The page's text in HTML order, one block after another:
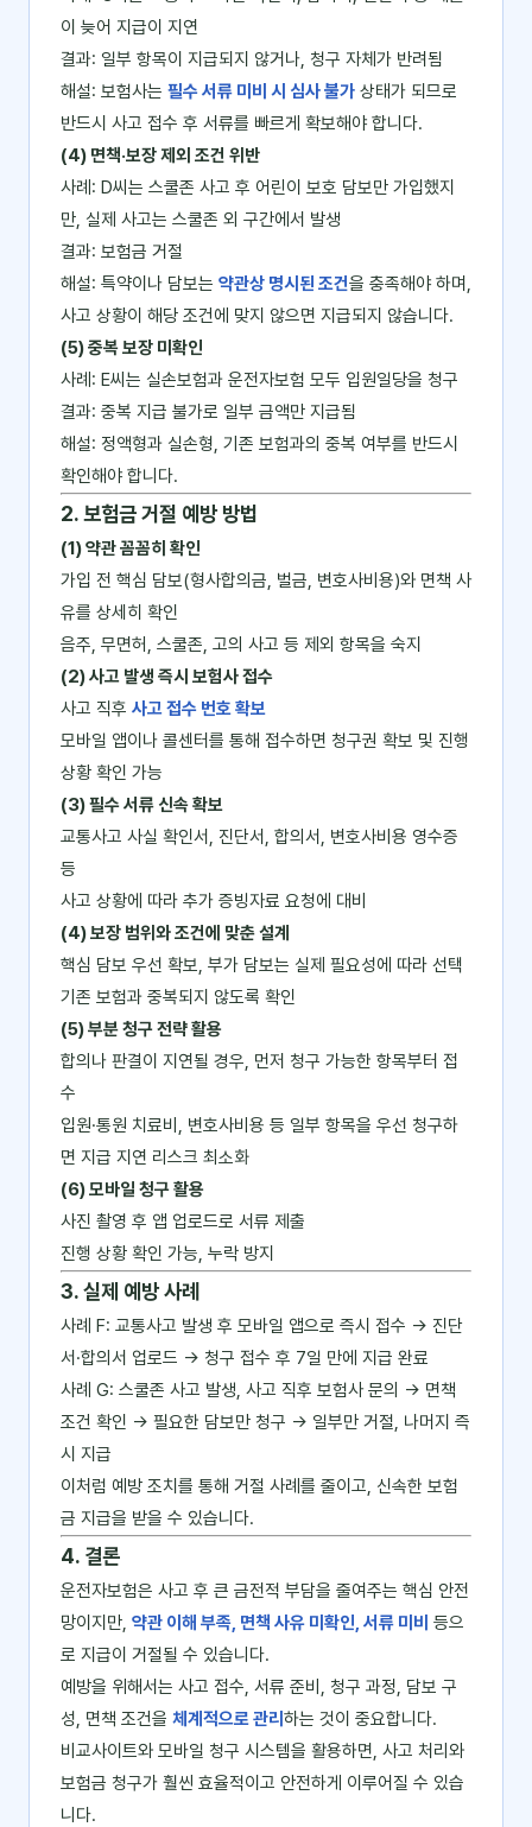
이 늦어 지급이 지연
결과: 일부 항목이 지급되지 않거나, 청구 자체가 반려됨
해설: 보험사는 필수 서류 미비 시 심사 불가 상태가 되므로
반드시 사고 접수 후 서류를 빠르게 확보해야 합니다.
(4) 면책·보장 제외 조건 위반
사례: D씨는 스쿨존 사고 후 어린이 보호 담보만 가입했지
만, 실제 사고는 스쿨존 외 구간에서 발생
결과: 보험금 거절
해설: 특약이나 담보는 약관상 명시된 조건을 충족해야 하며,
사고 상황이 해당 조건에 맞지 않으면 지급되지 않습니다.
(5) 중복 보장 미확인
사례: E씨는 실손보험과 운전자보험 모두 입원일당을 청구
결과: 중복 지급 불가로 일부 금액만 지급됨
해설: 정액형과 실손형, 기존 보험과의 중복 여부를 반드시
확인해야 합니다.
2. 보험금 거절 예방 방법
(1) 약관 꼼꼼히 확인
가입 전 핵심 담보(형사합의금, 벌금, 변호사비용)와 면책 사
유를 상세히 확인
음주, 무면허, 스쿨존, 고의 사고 등 제외 항목을 숙지
(2) 사고 발생 즉시 보험사 접수
사고 직후 사고 접수 번호 확보
모바일 앱이나 콜센터를 통해 접수하면 청구권 확보 및 진행
상황 확인 가능
(3) 필수 서류 신속 확보
교통사고 사실 확인서, 진단서, 합의서, 변호사비용 영수증
등
사고 상황에 따라 추가 증빙자료 요청에 대비
(4) 보장 범위와 조건에 맞춘 설계
핵심 담보 우선 확보, 부가 담보는 실제 필요성에 따라 선택
기존 보험과 중복되지 않도록 확인
(5) 부분 청구 전략 활용
합의나 판결이 지연될 경우, 먼저 청구 가능한 항목부터 접
수
입원·통원 치료비, 변호사비용 등 일부 항목을 우선 청구하
면 지급 지연 리스크 최소화
(6) 모바일 청구 활용
사진 촬영 후 앱 업로드로 서류 제출
진행 상황 확인 가능, 누락 방지
3. 실제 예방 사례
사례 F: 교통사고 발생 후 모바일 앱으로 즉시 접수 → 진단
서·합의서 업로드 → 청구 접수 후 7일 만에 지급 완료
사례 G: 스쿨존 사고 발생, 사고 직후 보험사 문의 → 면책
조건 확인 → 필요한 담보만 청구 → 일부만 거절, 나머지 즉
시 지급
이처럼 예방 조치를 통해 거절 사례를 줄이고, 신속한 보험
금 지급을 받을 수 있습니다.
4. 결론
운전자보험은 사고 후 큰 금전적 부담을 줄여주는 핵심 안전
망이지만, 약관 이해 부족, 면책 사유 미확인, 서류 미비 등으
로 지급이 거절될 수 있습니다.
예방을 위해서는 사고 접수, 서류 준비, 청구 과정, 담보 구
성, 면책 조건을 체계적으로 관리 하는 것이 중요합니다.
비교사이트와 모바일 청구 시스템을 활용하면, 사고 처리와
보험금 청구가 훨씬 효율적이고 안전하게 이루어질 수 있습
니다.